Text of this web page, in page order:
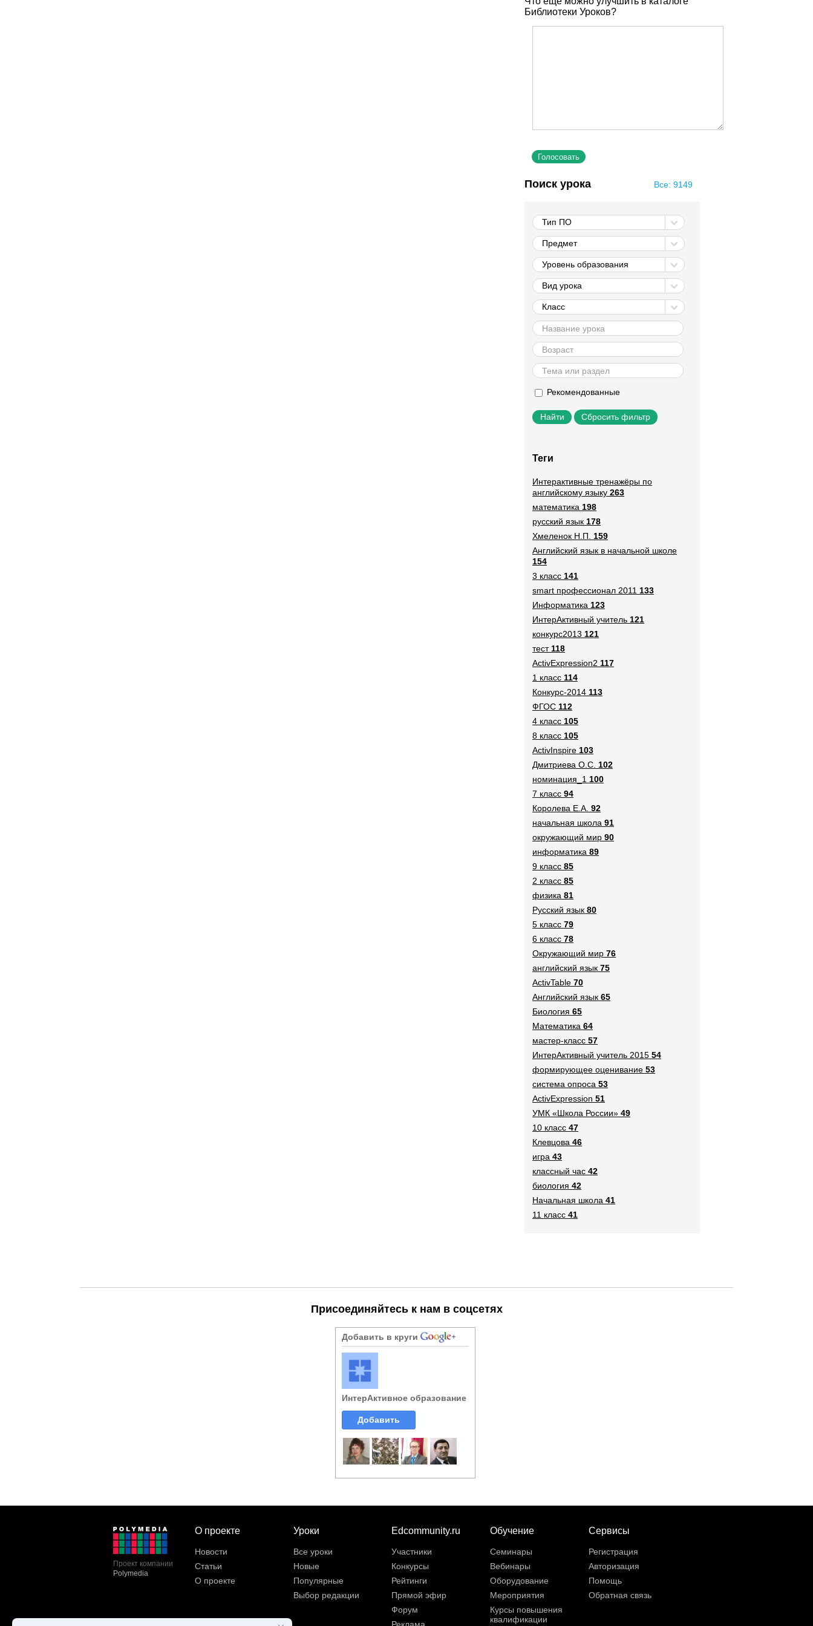
Библиотеки Уроков?
Все: 9149
Поиск урока
Тип ПО
Предмет
Уровень образования
Вид урока
Класс
Рекомендованные
Сбросить фильтр
Теги
Интерактивные тренажёры по
английскому языку 263
математика 198
русский язык 178
Хмеленок Н.П.
159
Английский язык в начальной школе
154
3 класс 141
smart профессионал 2011 133
Информатика 123
ИнтерАктивный учитель 121
конкурс2013 121
тест118
ActivExpression2 117
1 класс 114
Конкурс-2014 113
ФГОС 112
4 класс 105
8 класс 105
ActivInspire 103
Дмитриева О.С. 102
номинация_1 100
7 класс 94
Королева Е.А. 92
начальная школа 91
окружающий мир 90
информатика 89
9 класс 85
2 класс 85
физика 81
Русский язык 80
5 класс 79
6 класс 78
Окружающий мир 76
английский язык 75
ActivTable 70
Английский язык 65
Биология 65
Математика 64
мастер-класс 57
ИнтерАктивный учитель 2015 54
формирующее оценивание 53
система опроса 53
ActivExpression 51
УМК «Школа России» 49
10 класс 47
Клевцова 46
игра 43
классный час 42
биология 42
Начальная школа 41
11 класс 41
Присоединяйтесь к нам в соцсетях
Добавить в круги
ИнтерАктивное образование
Добавить
Проект компании
Polymedia
О проекте
Новости
Статьи
О проекте
Уроки
Все уроки
Новые
Популярные
Выбор редакции
Edcommunity.ru
Участники
Конкурсы
Рейтинги
Прямой эфир
Форум
Реклама
Обучение
Семинары
Вебинары
Оборудование
Мероприятия
Курсы повышения
квалификации
Сервисы
Регистрация
Авторизация
Помощь
Обратная связь